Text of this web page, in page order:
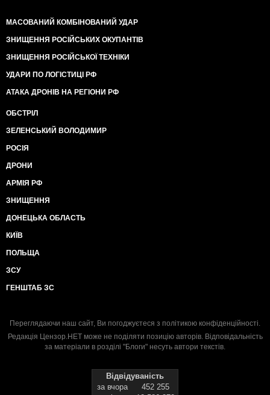
МАСОВАНИЙ КОМБІНОВАНИЙ УДАР
ЗНИЩЕННЯ РОСІЙСЬКИХ ОКУПАНТІВ
ЗНИЩЕННЯ РОСІЙСЬКОЇ ТЕХНІКИ
УДАРИ ПО ЛОГІСТИЦІ РФ
АТАКА ДРОНІВ НА РЕГІОНИ РФ
ОБСТРІЛ
ЗЕЛЕНСЬКИЙ ВОЛОДИМИР
РОСІЯ
ДРОНИ
АРМІЯ РФ
ЗНИЩЕННЯ
ДОНЕЦЬКА ОБЛАСТЬ
КИЇВ
ПОЛЬЩА
ЗСУ
ГЕНШТАБ ЗС
Переглядаючи наш сайт, Ви погоджуєтеся з політикою конфіденційності.
Редакція Цензор.НЕТ може не поділяти позицію авторів. Відповідальність
за матеріали в розділі "Блоги" несуть автори текстів.
Відвідуваність
за вчора
452 255